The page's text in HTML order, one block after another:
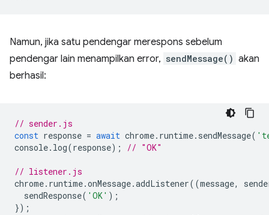
Namun, jika satu pendengar merespons sebelum
pendengar lain menampilkan error, sendMessage() akan
berhasil:
// sender.js
const response = await chrome. runtime. sendMessage(
console. log(response); // "OK"
// listener.js
chrome. runtime.onMessage.addListener((message,
sendResponse( 'OK' );
});